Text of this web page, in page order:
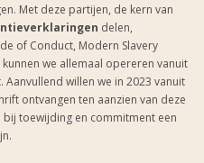
Met deze partijen, de kern van
delen,
of Conduct, Modern Slavery
we allemaal opereren vanuit
willen we in 2023 vanuit
ontvangen ten aanzien van deze
toewijding en commitment een